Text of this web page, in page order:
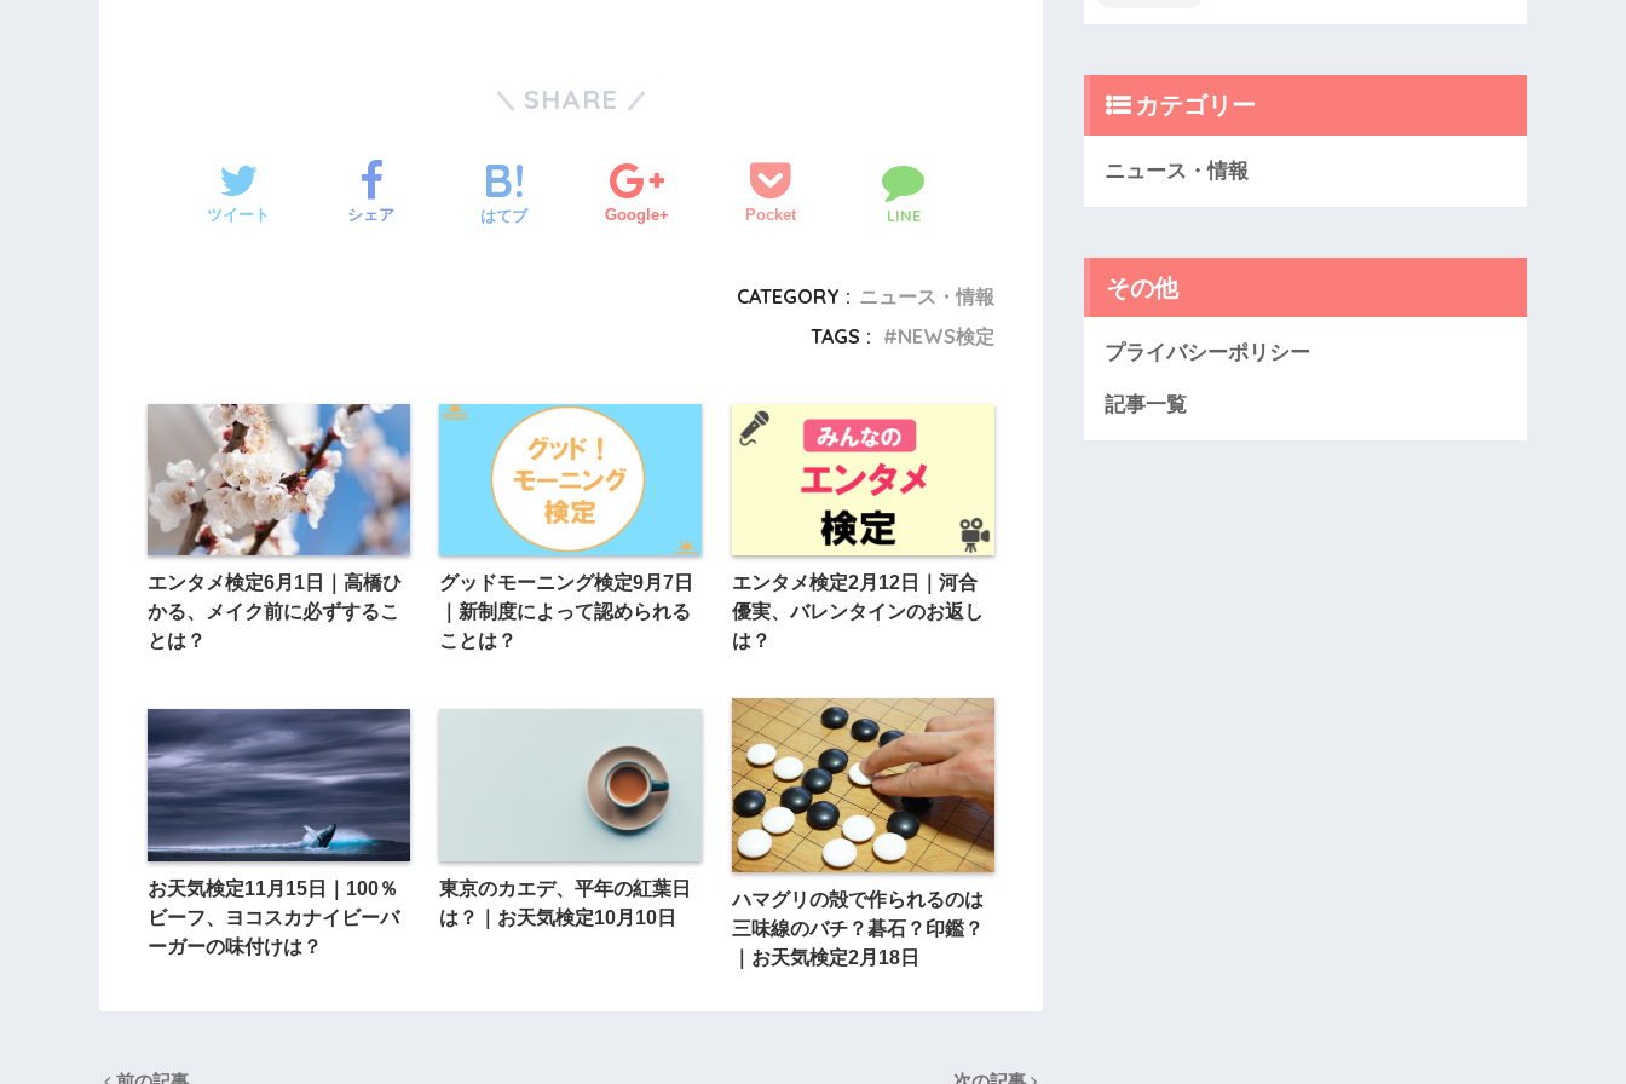
SHARE
ツイート シェア はてブ Google+ Pocket LINE
CATEGORY : ニュース・情報
TAGS :
NEWS検定
エンタメ検定6月1日｜高橋ひ
かる、メイク前に必ずするこ
とは？
グッドモーニング検定9月7日
｜新制度によって認められる
ことは？
エンタメ検定2月12日｜河合
優実、バレンタインのお返し
は？
お天気検定11月15日｜100％
ビーフ、ヨコスカナイビーバ
ーガーの味付けは？
東京のカエデ、平年の紅葉日
は？｜お天気検定10月10日
ハマグリの殻で作られるのは
三味線のバチ？碁石？印鑑？
｜お天気検定2月18日
カテゴリー
ニュース・情報
その他
プライバシーポリシー
記事一覧